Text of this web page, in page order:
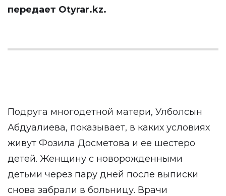
передает Оtyrar.kz.
Подруга многодетной матери, Улболсын
Абдуалиева, показывает, в каких условиях
живут Фозила Досметова и ее шестеро
детей. Женщину с новорожденными
детьми через пару дней после выписки
снова забрали в больницу. Врачи